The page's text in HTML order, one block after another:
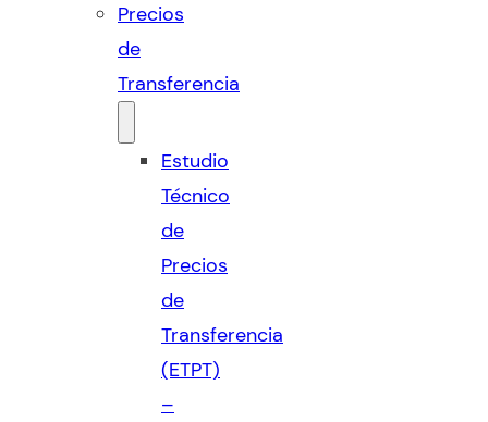
Precios
de
Transferencia
Estudio
Técnico
de
Precios
de
Transferencia
(ETPT)
–